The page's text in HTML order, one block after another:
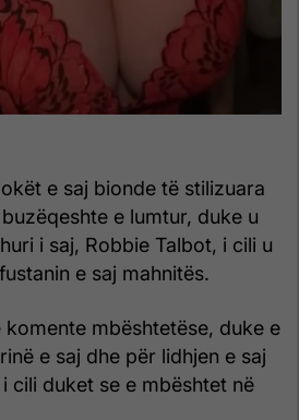
e saj bionde të stilizuara
e lumtur, duke u
i saj, Robbie Talbot, i cili u
e saj mahnitës.
komente mbështetëse, duke e
e saj dhe për lidhjen e saj
cili duket se e mbështet në